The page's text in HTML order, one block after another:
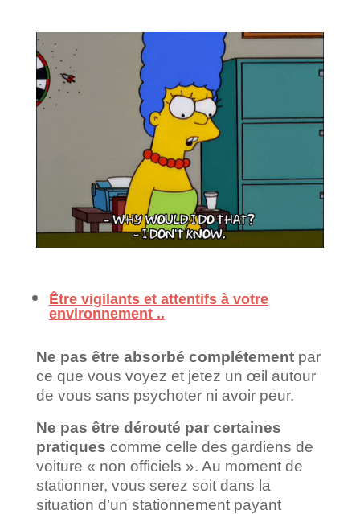
Être vigilants et attentifs à votre
environnement ..
Ne pas être absorbé complétementpar
ce que vous voyez et jetez un œil autour
de vous sans psychoter ni avoir peur.
Ne pas être dérouté par certaines
pratiques comme celle des gardiens de
voiture « non officiels ». Au moment de
stationner, vous serez soit dans la
situation d’un stationnement payant